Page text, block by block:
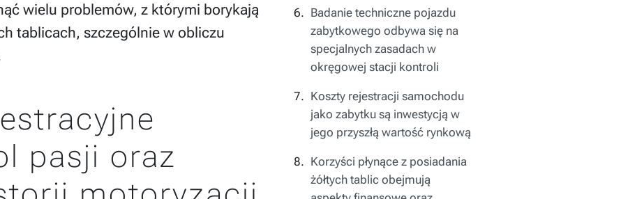
Badanie techniczne pojazdu
zabytkowego odbywa się na
specjalnych zasadach w
okręgowej stacji kontroli
Koszty rejestracji samochodu
jako zabytku są inwestycją w
jego przyszłą wartość rynkową
Korzyści płynące z posiadania
żółtych tablic obejmują
wielu problemów, z którymi borykają
tablicach, szczególnie w obliczu
pasji oraz